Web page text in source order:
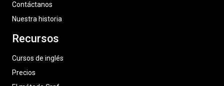
Contáctanos
Nuestra historia
Recursos
Cursos de inglés
Precios